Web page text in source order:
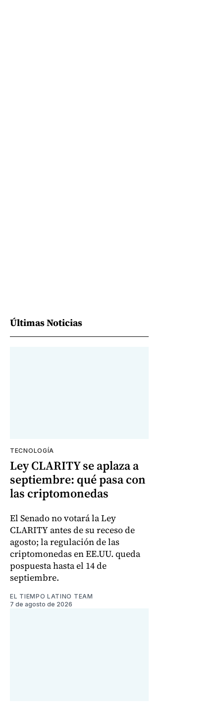
Últimas Noticias
TECNOLOGÍA
Ley CLARITY se aplaza a
septiembre: qué pasa con
las criptomonedas
El Senado no votará la Ley
CLARITY antes de su receso de
agosto; la regulación de las
criptomonedas en EE.UU. queda
pospuesta hasta el 14 de
septiembre.
EL TIEMPO LATINO TEAM
7 de agosto de 2026